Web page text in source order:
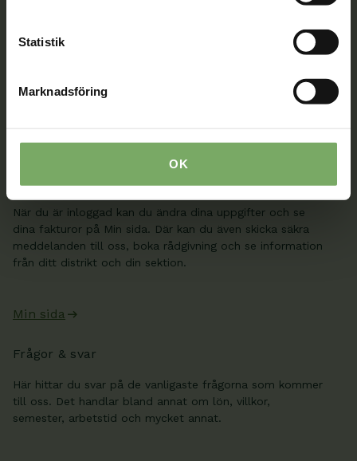
Statistik
Marknadsföring
OK
Välkommen att kontakta oss. Här hittar du kontaktvägar
Kontaktuppgifter
Min sida
När du är inloggad kan du ändra dina uppgifter och se
dina fakturor på Min sida. Där kan du även skicka säkra
meddelanden till oss, boka rådgivning och se information
från ditt distrikt och din sektion.
Min sida
Frågor & svar
Här hittar du svar på de vanligaste frågorna som kommer
till oss. Det handlar bland annat om lön, villkor,
semester, arbetstid och mycket annat.